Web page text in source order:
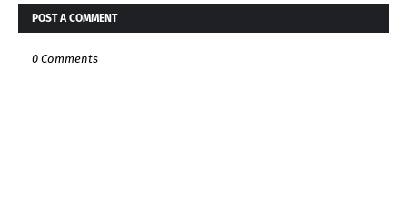
POST A COMMENT
0 Comments